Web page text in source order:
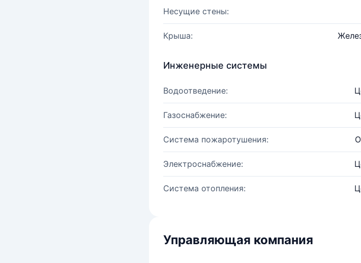
Несущие стены:
Крыша:
Инженерные системы
Водоотведение:
Газоснабжение:
Система пожаротушения:
Электроснабжение:
Система отопления:
Управляющая компания